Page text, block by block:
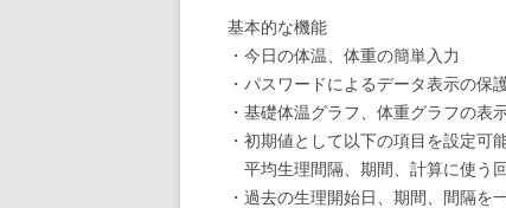
基本的な機能
・今日の体温、体重の簡単入力
・パスワードによるデータ表示の保
・基礎体温グラフ、体重グラフの表
・初期値として以下の項目を設定可
平均生理間隔、期間、計算に使う
・過去の生理開始日、期間、間隔を